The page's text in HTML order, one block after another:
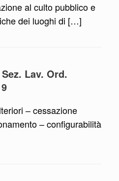
al culto pubblico e
dei luoghi di […]
Lav. Ord.
– cessazione
– configurabilità